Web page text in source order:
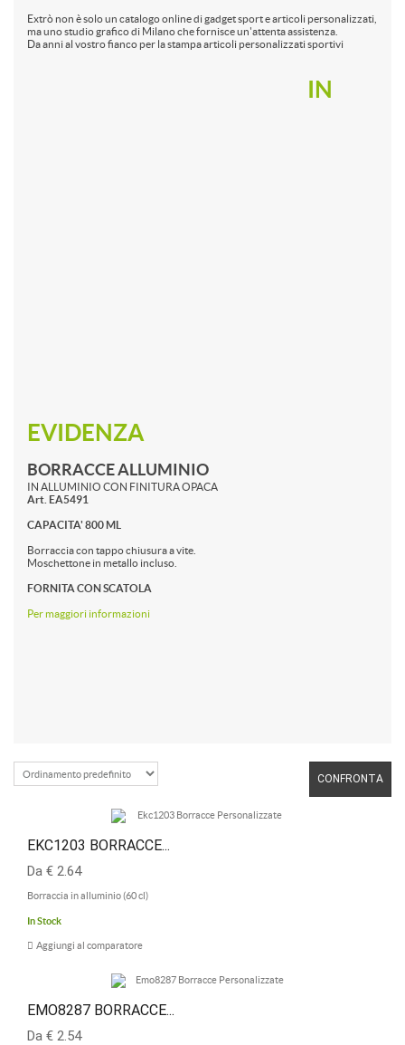
Extrò non è solo un catalogo online di gadget sport e articoli personalizzati,
ma uno studio grafico di Milano che fornisce un'attenta assistenza.
Da anni al vostro fianco per la stampa articoli personalizzati sportivi
IN
EVIDENZA
BORRACCE ALLUMINIO
IN ALLUMINIO CON FINITURA OPACA
Art. EA5491
CAPACITA' 800 ML
Borraccia con tappo chiusura a vite.
Moschettone in metallo incluso.
FORNITA CON SCATOLA
Per maggiori informazioni
CONFRONTA
EKC1203 BORRACCE...
Da € 2.64
Borraccia in alluminio (60 cl)
In Stock
Aggiungi al comparatore
EMO8287 BORRACCE...
Da € 2.54